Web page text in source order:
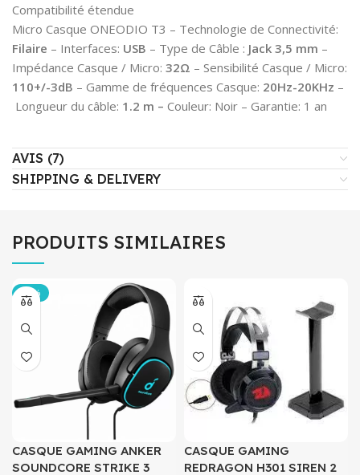
Compatibilité étendue
Micro Casque ONEODIO T3 – Technologie de Connectivité:
Filaire – Interfaces: USB – Type de Câble : Jack 3,5 mm –
Impédance Casque / Micro: 32Ω – Sensibilité Casque / Micro:
110+/-3dB – Gamme de fréquences Casque: 20Hz-20KHz –
Longueur du câble: 1.2 m – Couleur: Noir – Garantie: 1 an
AVIS (7)
SHIPPING & DELIVERY
PRODUITS SIMILAIRES
-35%
CASQUE GAMING ANKER
SOUNDCORE STRIKE 3
CASQUE GAMING
REDRAGON H301 SIREN 2